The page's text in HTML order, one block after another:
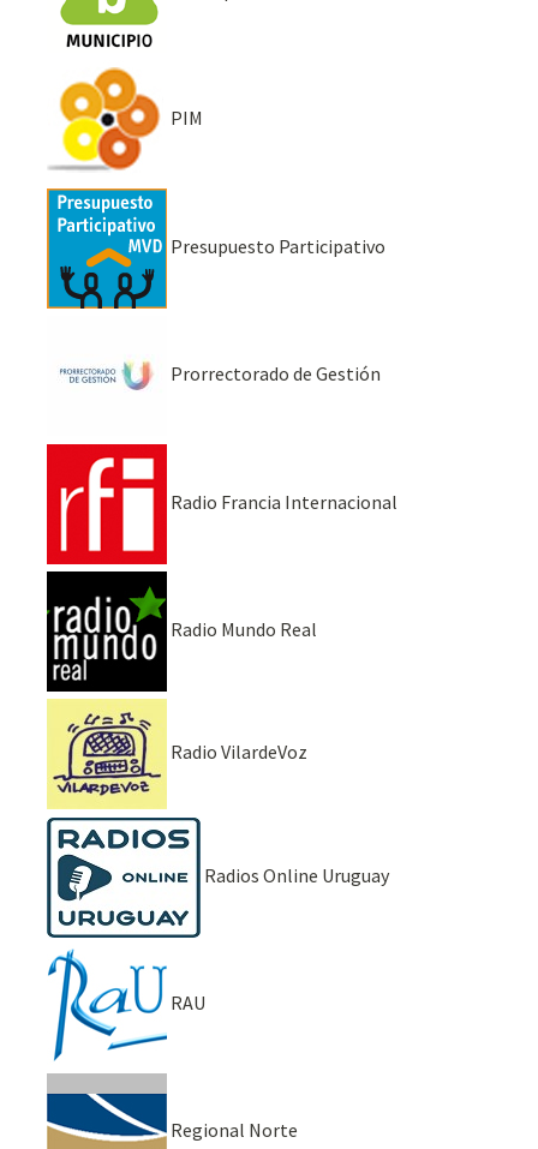
PIM
Presupuesto Participativo
Prorrectorado de Gestión
Radio Francia Internacional
Radio Mundo Real
Radio VilardeVoz
Radios Online Uruguay
RAU
Regional Norte